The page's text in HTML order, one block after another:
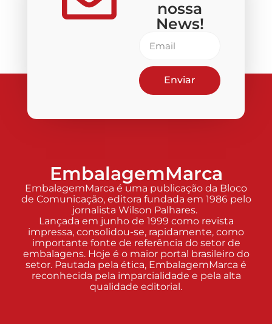
nossa
News!
Enviar
EmbalagemMarca
EmbalagemMarca é uma publicação da Bloco
de Comunicação, editora fundada em 1986 pelo
jornalista Wilson Palhares.
Lançada em junho de 1999 como revista
impressa, consolidou-se, rapidamente, como
importante fonte de referência do setor de
embalagens. Hoje é o maior portal brasileiro do
setor. Pautada pela ética, EmbalagemMarca é
reconhecida pela imparcialidade e pela alta
qualidade editorial.